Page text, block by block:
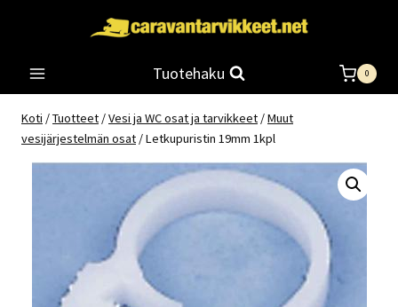
Tuotehaku 0
Koti /Tuotteet /Vesi ja WC osat ja tarvikkeet /Muut
vesijärjestelmän osat /Letkupuristin 19mm 1kpl